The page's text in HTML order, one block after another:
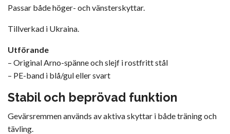
Passar både höger- och vänsterskyttar.
Tillverkad i Ukraina.
Utförande
– Original Arno-spänne och slejf i rostfritt stål
– PE-band i blå/gul eller svart
Stabil och beprövad funktion
Gevärsremmen används av aktiva skyttar i både träning och
tävling.